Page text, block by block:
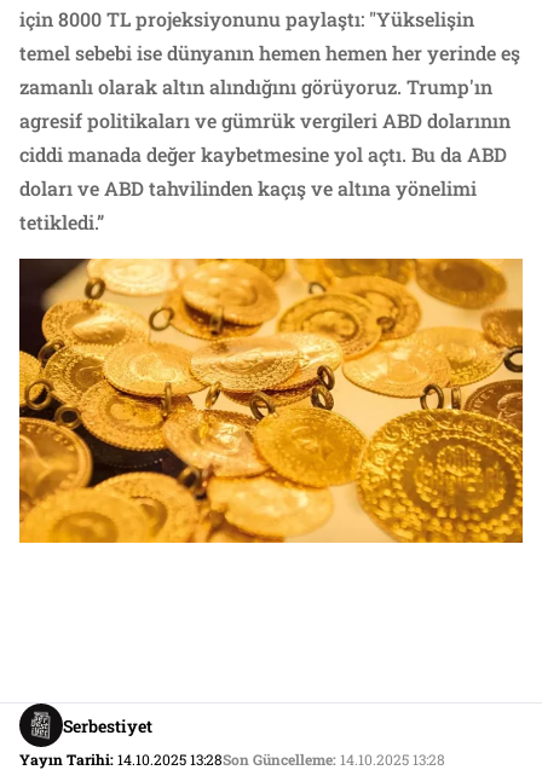
için 8000 TL projeksiyonunu paylaştı: "Yükselişin
temel sebebi ise dünyanın hemen hemen her yerinde eş
zamanlı olarak altın alındığını görüyoruz. Trump'ın
agresif politikaları ve gümrük vergileri ABD dolarının
ciddi manada değer kaybetmesine yol açtı. Bu da ABD
doları ve ABD tahvilinden kaçış ve altına yönelimi
tetikledi.”
Serbestiyet
Yayın Tarihi:14.10.2025 13:28Son Güncelleme:14.10.2025 13:28